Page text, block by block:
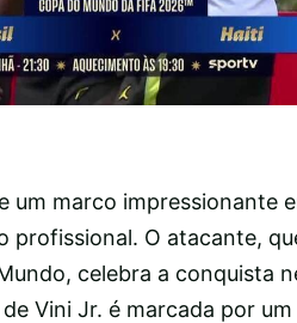
um marco impressionante
O atacante,
celebra a conquista
Vini Jr. é marcada por